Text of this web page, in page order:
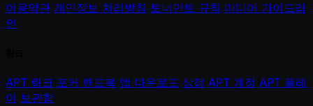
이용약관 개인정보 처리방침 토너먼트 규칙 미디어 가이드라
인
APT 링크 포커 핸드북 앱 다운로드 상점 APT 계정 APT 플레
이 보관함